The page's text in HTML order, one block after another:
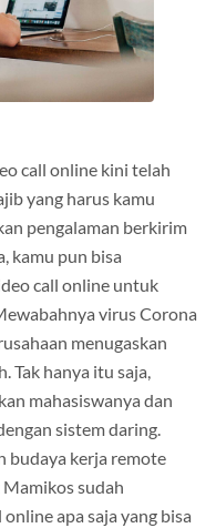
call online kini telah
yang harus kamu
pengalaman berkirim
kamu pun bisa
call online untuk
virus Corona
menugaskan
Tak hanya itu saja,
mahasiswanya dan
sistem daring.
budaya kerja remote
sudah
apa saja yang bisa